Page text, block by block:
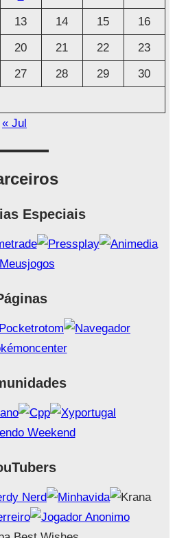
13 14 15
16
20 21 22
23
27 28 29
30
« Jul
Especiais